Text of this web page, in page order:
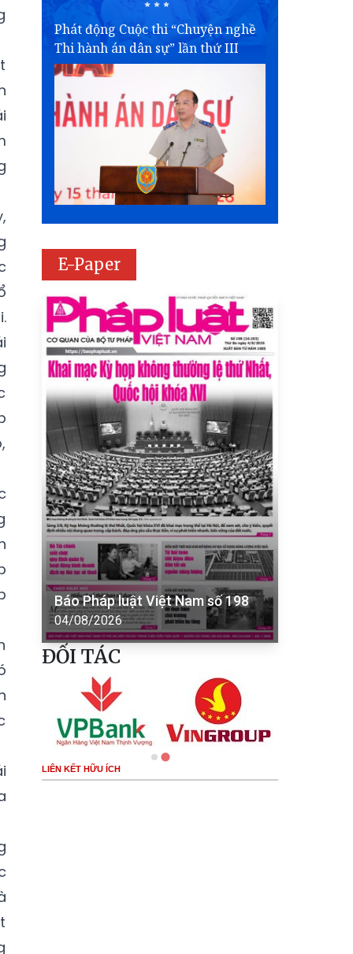
Phát động Cuộc thi “Chuyện nghề
Thi hành án dân sự” lần thứ III
E-Paper
Báo Pháp luật Việt Nam số 198
04/08/2026
ĐỐI TÁC
LIÊN KẾT HỮU ÍCH